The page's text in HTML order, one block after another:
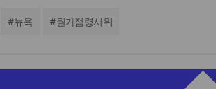
#뉴욕 #월가점령시위